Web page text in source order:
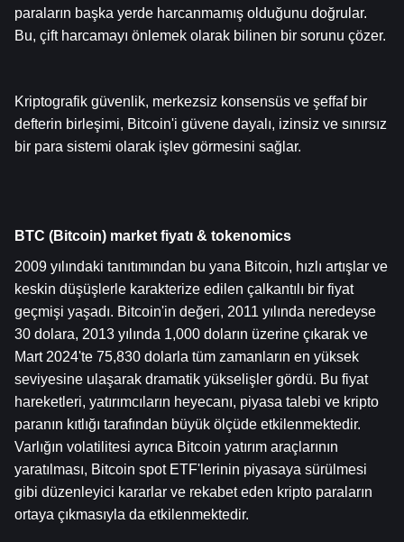
paraların başka yerde harcanmamış olduğunu doğrular.
Bu, çift harcamayı önlemek olarak bilinen bir sorunu çözer.
Kriptografik güvenlik, merkezsiz konsensüs ve şeffaf bir
defterin birleşimi, Bitcoin'i güvene dayalı, izinsiz ve sınırsız
bir para sistemi olarak işlev görmesini sağlar.
BTC (Bitcoin) market fiyatı & tokenomics
2009 yılındaki tanıtımından bu yana Bitcoin, hızlı artışlar ve
keskin düşüşlerle karakterize edilen çalkantılı bir fiyat
geçmişi yaşadı. Bitcoin'in değeri, 2011 yılında neredeyse
30 dolara, 2013 yılında 1,000 doların üzerine çıkarak ve
Mart 2024'te 75,830 dolarla tüm zamanların en yüksek
seviyesine ulaşarak dramatik yükselişler gördü. Bu fiyat
hareketleri, yatırımcıların heyecanı, piyasa talebi ve kripto
paranın kıtlığı tarafından büyük ölçüde etkilenmektedir.
Varlığın volatilitesi ayrıca Bitcoin yatırım araçlarının
yaratılması, Bitcoin spot ETF'lerinin piyasaya sürülmesi
gibi düzenleyici kararlar ve rekabet eden kripto paraların
ortaya çıkmasıyla da etkilenmektedir.